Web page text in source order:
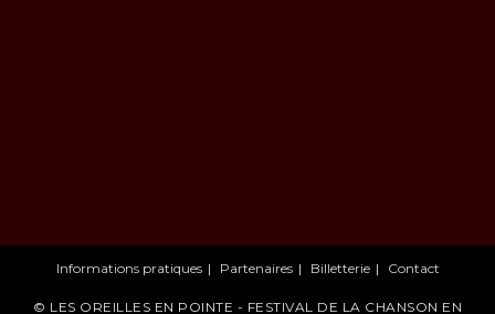
Informations pratiques Partenaires Billetterie Contact
© LES OREILLES EN POINTE - FESTIVAL DE LA CHANSON EN